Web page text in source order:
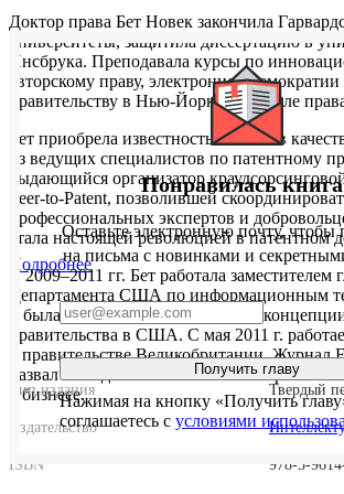
Доктор права Бет Новек закончила
университеты, защитила диссертацию в
Инсбрука. Преподавала курсы по
авторскому праву, электронной
правительству в Нью-Йоркской школе
Бет приобрела известность в США в
из ведущих специалистов по патентному
выдающийся организатор
Peer-to-Patent, позволившей
профессиональных экспертов и
стала настоящей революцией в патентном
В 2009–2011 гг. Бет работала заместителем
Департамента США по информационным
и была инициатором реализации
правительства в США. С мая 2011 г.
в правительстве Великобритании. Журнал
назвал Бет одной из ста наиболее
в бизнесе.
Подробнее
Тип издания Твердый
Издательство
ISBN 978-5-
Понравилась
Оставьте электронную почту, чтобы
на письма с новинками и
Получить главу
Нажимая на кнопку «Получить
соглашаетесь с условиями